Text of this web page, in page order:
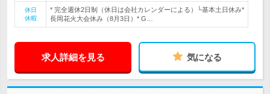
休日
休暇
* 完全週休2日制（休日は会社カレンダーによる）└基本土日休み*
長岡花火大会休み（8月3日）* G…
求人詳細を見る 気になる